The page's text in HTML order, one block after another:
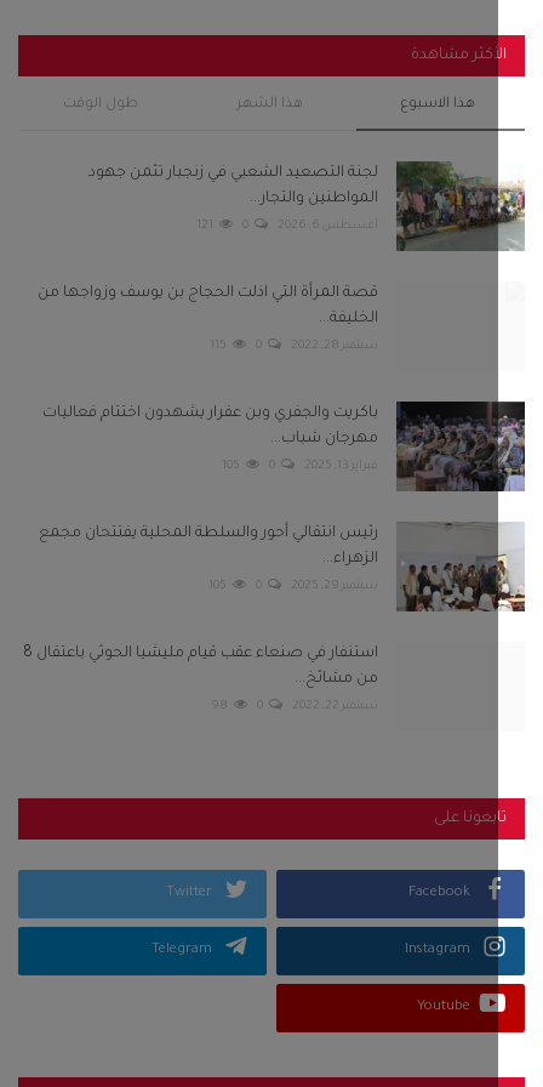
مشاهدة
هذا الاسبوع هذا الشهر طول الوقت
لجنة التصعيد الشعبي في زنجبار تثمن جهود
المواطنين والتجار...
أغسطس 6, 2026 0
121
قصة المرأة التي اذلت الحجاج بن يوسف وزواجها من
الخليفة...
0
115
باكريت والجفري وبن عفرار يشهدون اختتام فعاليات
مهرجان شباب...
فبراير 13, 2025 0
105
رئيس انتقالي أحور والسلطة المحلية يفتتحان مجمع
الزهراء...
سبتمبر 29, 2025 0
105
استنفار في صنعاء عقب قيام مليشيا الحوثي باعتقال 8
من مشائخ...
0
98
على
Facebook
Twitter
Instagram
Telegram
Youtube